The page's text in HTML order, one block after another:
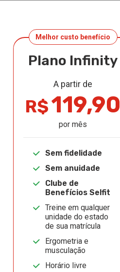
Melhor custo benefício
Plano Infinity
A partir de
R$119,90
por mês
Sem fidelidade
Sem anuidade
Clube de
Benefícios Selfit
Treine em qualquer
unidade do estado
de sua matrícula
Ergometria e
musculação
Horário livre